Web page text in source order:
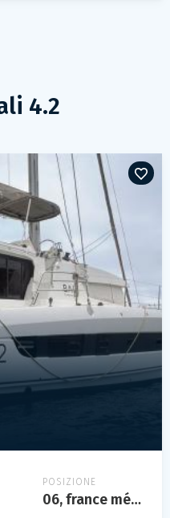
4.2
POSIZIONE
06, france méditerranée